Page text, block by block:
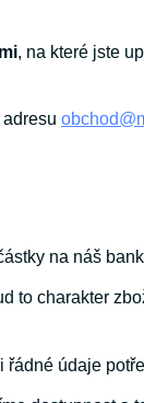
, na které jste
na náš
to charakter
řádné údaje